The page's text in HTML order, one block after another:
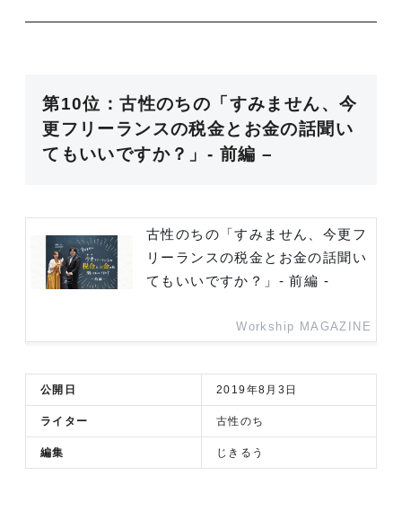
第10位：古性のちの「すみません、今
更フリーランスの税金とお金の話聞い
てもいいですか？」- 前編 –
古性のちの「すみません、今更フ
リーランスの税金とお金の話聞い
てもいいですか？」- 前編 -
Workship MAGAZINE
公開日 2019年8月3日
ライター 古性のち
編集 じきるう